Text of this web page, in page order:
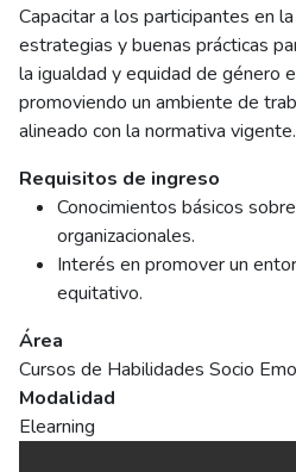
Capacitar a los participantes en
estrategias y buenas prácticas
la igualdad y equidad de género
promoviendo un ambiente de
alineado con la normativa vigente.
Requisitos de ingreso
Conocimientos básicos
organizacionales.
Interés en promover un
equitativo.
Área
Cursos de Habilidades Socio
Modalidad
Elearning